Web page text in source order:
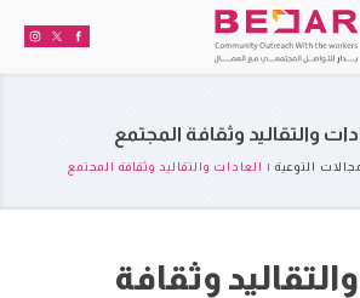
والتقاليد وثقافة المجتمع
التوعية | العادات والتقاليد وثقافة المجتمع
وثقافة